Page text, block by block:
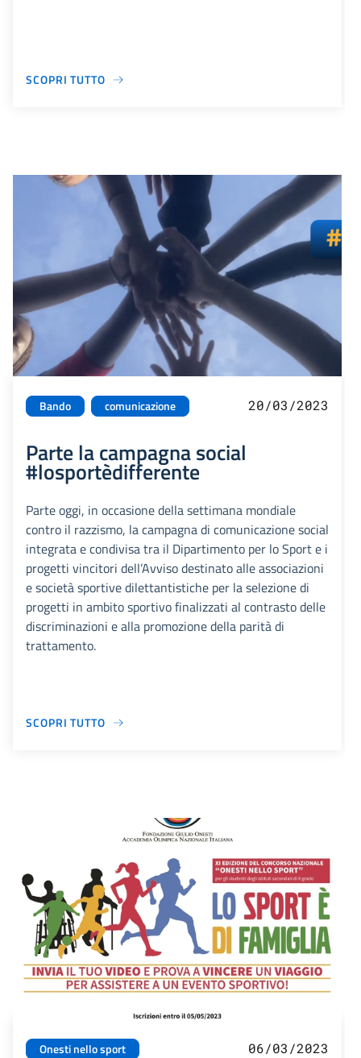
SCOPRI TUTTO
Bando comunicazione 20/03/2023
Parte la campagna social
#losportèdifferente
Parte oggi, in occasione della settimana mondiale
contro il razzismo, la campagna di comunicazione social
integrata e condivisa tra il Dipartimento per lo Sport e i
progetti vincitori dell’Avviso destinato alle associazioni
e società sportive dilettantistiche per la selezione di
progetti in ambito sportivo finalizzati al contrasto delle
discriminazioni e alla promozione della parità di
trattamento.
SCOPRI TUTTO
Onesti nello sport 06/03/2023